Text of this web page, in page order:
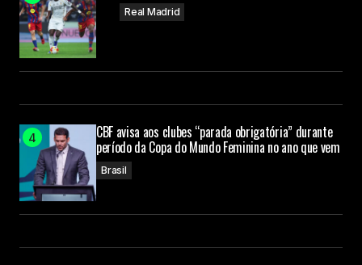
Real Madrid
CBF avisa aos clubes “parada obrigatória” durante
período da Copa do Mundo Feminina no ano que vem
Brasil